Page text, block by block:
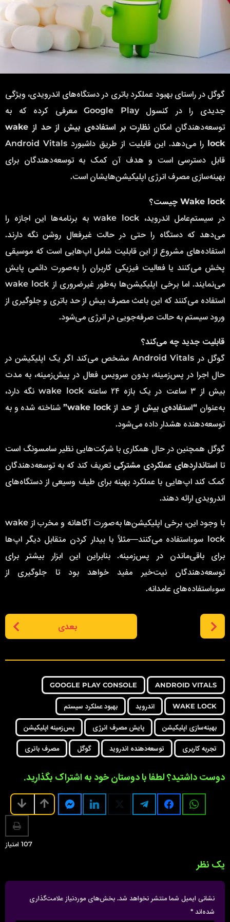
گوگل در راستای بهبود عملکرد باتری در دستگاه‌های اندرویدی، ویژگی
جدیدی را در کنسول Google Play معرفی کرده که به
توسعه‌دهندگان امکان
نظارت بر استفاده‌ی بیش از حد از wake
lock
را می‌دهد. این قابلیت از طریق داشبورد Android Vitals
قابل دسترسی است و هدف آن کمک به توسعه‌دهندگان برای
بهینه‌سازی مصرف انرژی اپلیکیشن‌هایشان است.
Wake lock چیست؟
در سیستم‌عامل اندروید، wake lock به برنامه‌ها این اجازه را
می‌دهد که دستگاه را حتی در حالت غیرفعال روشن نگه دارند.
استفاده‌های مشروع از این قابلیت شامل اپ‌هایی است که موسیقی
پخش می‌کنند یا فعالیت فیزیکی کاربران را به‌صورت دائمی پایش
می‌نمایند. اما برخی اپلیکیشن‌ها به‌طور غیرضروری از wake lock
استفاده می‌کنند که این باعث مصرف بیش از حد باتری و جلوگیری از
ورود سیستم به حالت صرفه‌جویی در انرژی می‌شود.
قابلیت جدید چه می‌کند؟
گوگل در Android Vitals مشخص می‌کند اگر یک اپلیکیشن در
حال اجرا در پس‌زمینه، بدون سرویس فعال در پیش‌زمینه، به مدت
بیش از ۳ ساعت در یک بازه ۲۴ ساعته wake lock نگه دارد،
به‌عنوان “استفاده‌ی بیش از حد از wake lock”
شناخته شده و به
توسعه‌دهنده هشدار داده می‌شود.
گوگل همچنین در حال همکاری با شرکت‌هایی نظیر سامسونگ است
تا استانداردهای عملکردی مشترکی تعریف کند که به توسعه‌دهندگان
کمک کند اپ‌هایی با عملکرد بهینه برای طیف وسیعی از دستگاه‌های
اندرویدی ارائه دهند.
با وجود این، برخی اپلیکیشن‌ها به‌صورت آگاهانه و مخرب از wake
lock سوءاستفاده می‌کنند—مثلاً با بیدار کردن متقابل دیگر اپ‌ها
برای باقی‌ماندن در پس‌زمینه. بنابراین این ابزار بیشتر برای
توسعه‌دهندگان نیت‌خیر مفید خواهد بود تا جلوگیری از
سوءاستفاده‌های عامدانه.
P
o
t
P
a
g
i
n
a
t
o
بعدی
ANDROID VITALS
,
GOOGLE PLAY CONSOLE
WAKE LOCK اندروید بهبود عملکرد سیستم
بهینه‌سازی اپلیکیشن پایش مصرف انرژی پس‌زمینه اپلیکیشن
تجربه کاربری توسعه‌دهنده اندروید گوگل مصرف باتری
دوست داشتید؟ لطفا با دوستان خود به اشتراک بگذارید.
107 امتیاز
یک نظر
نشانی ایمیل شما منتشر نخواهد شد. بخش‌های موردنیاز علامت‌گذاری
شده‌اند *